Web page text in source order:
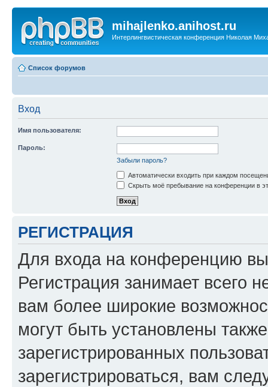
mihajlenko.anihost.ru
Интерлингвистическая конференция Николая
Список форумов
Вход
Имя пользователя:
Пароль:
Забыли пароль?
Автоматически входить при каждом
Скрыть моё пребывание на конференции в
РЕГИСТРАЦИЯ
Для входа на конференцию
Регистрация занимает всего
вам более широкие
могут быть установлены
зарегистрированных
зарегистрироваться, вам